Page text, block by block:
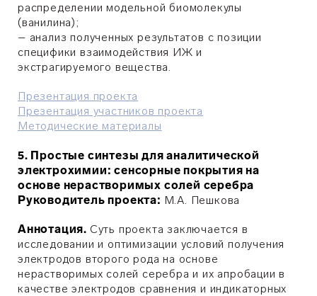
распределении модельной биомолекулы
(ванилина);
– анализ полученных результатов с позиции
специфики взаимодействия ИЖ и
экстрагируемого вещества.
Презентация проекта
Презентация участников проекта
Методические материалы
5. Простые синтезы для аналитической
электрохимии: сенсорные покрытия на
основе нерастворимых солей серебра
Руководитель проекта: М.А. Пешкова
Аннотация. Суть проекта заключается в
исследовании и оптимизации условий получения
электродов второго рода на основе
нерастворимых солей серебра и их апробации в
качестве электродов сравнения и индикаторных